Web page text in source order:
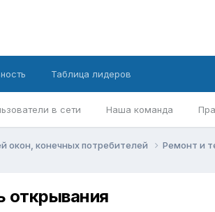
в сети Наша команда
Таблица лидеров
окон, конечных потребителей Ремонт и
открывания